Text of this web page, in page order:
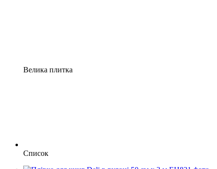
Велика плитка
Список